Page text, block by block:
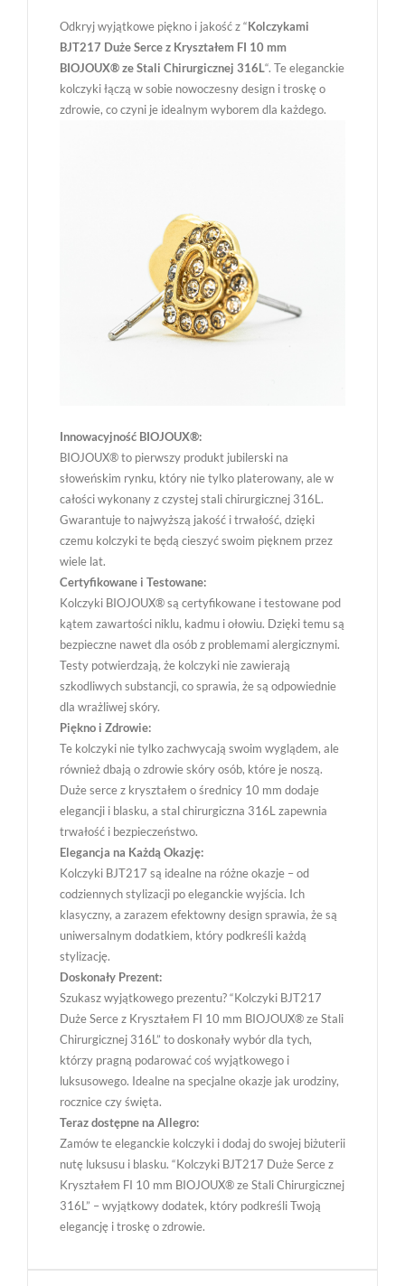
Odkryj wyjątkowe piękno i jakość z “Kolczykami
BJT217 Duże Serce z Kryształem FI 10 mm
BIOJOUX® ze Stali Chirurgicznej 316L“. Te eleganckie
kolczyki łączą w sobie nowoczesny design i troskę o
zdrowie, co czyni je idealnym wyborem dla każdego.
Innowacyjność BIOJOUX®:
BIOJOUX® to pierwszy produkt jubilerski na
słoweńskim rynku, który nie tylko platerowany, ale w
całości wykonany z czystej stali chirurgicznej 316L.
Gwarantuje to najwyższą jakość i trwałość, dzięki
czemu kolczyki te będą cieszyć swoim pięknem przez
wiele lat.
Certyfikowane i Testowane:
Kolczyki BIOJOUX® są certyfikowane i testowane pod
kątem zawartości niklu, kadmu i ołowiu. Dzięki temu są
bezpieczne nawet dla osób z problemami alergicznymi.
Testy potwierdzają, że kolczyki nie zawierają
szkodliwych substancji, co sprawia, że są odpowiednie
dla wrażliwej skóry.
Piękno i Zdrowie:
Te kolczyki nie tylko zachwycają swoim wyglądem, ale
również dbają o zdrowie skóry osób, które je noszą.
Duże serce z kryształem o średnicy 10 mm dodaje
elegancji i blasku, a stal chirurgiczna 316L zapewnia
trwałość i bezpieczeństwo.
Elegancja na Każdą Okazję:
Kolczyki BJT217 są idealne na różne okazje – od
codziennych stylizacji po eleganckie wyjścia. Ich
klasyczny, a zarazem efektowny design sprawia, że są
uniwersalnym dodatkiem, który podkreśli każdą
stylizację.
Doskonały Prezent:
Szukasz wyjątkowego prezentu? “Kolczyki BJT217
Duże Serce z Kryształem FI 10 mm BIOJOUX® ze Stali
Chirurgicznej 316L” to doskonały wybór dla tych,
którzy pragną podarować coś wyjątkowego i
luksusowego. Idealne na specjalne okazje jak urodziny,
rocznice czy święta.
Teraz dostępne na Allegro:
Zamów te eleganckie kolczyki i dodaj do swojej biżuterii
nutę luksusu i blasku. “Kolczyki BJT217 Duże Serce z
Kryształem FI 10 mm BIOJOUX® ze Stali Chirurgicznej
316L” – wyjątkowy dodatek, który podkreśli Twoją
elegancję i troskę o zdrowie.